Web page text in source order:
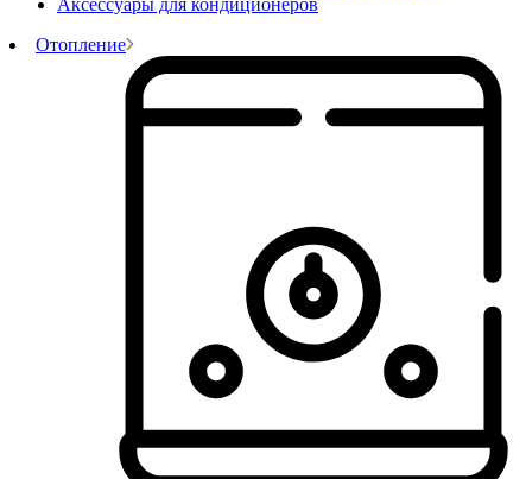
Аксессуары для кондиционеров
Отопление